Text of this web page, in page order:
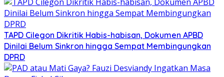
TAPD Cilegon Dikritik Habis-habisan, Dokumen APBD
Dinilai Belum Sinkron hingga Sempat Membingungkan
DPRD